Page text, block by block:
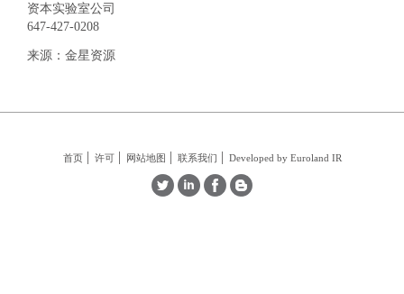
资本实验室公司
647-427-0208
来源：金星资源
首页 许可 网站地图 联系我们 Developed by Euroland IR